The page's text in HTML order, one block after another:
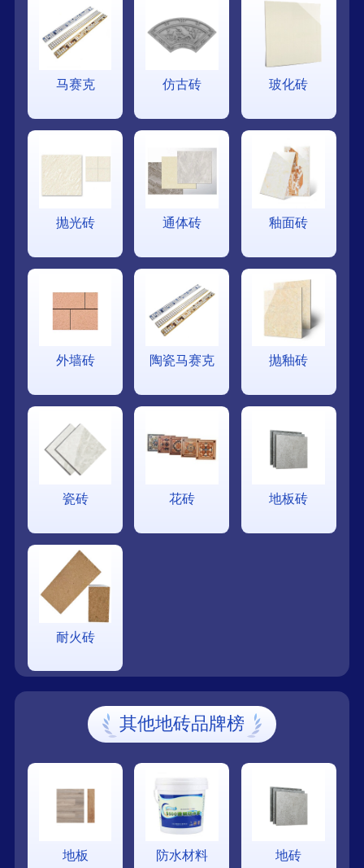
马赛克 仿古砖 玻化砖
抛光砖 通体砖 釉面砖
外墙砖 陶瓷马赛克 抛釉砖
瓷砖 花砖 地板砖
耐火砖
其他地砖品牌榜
地板 防水材料 地砖